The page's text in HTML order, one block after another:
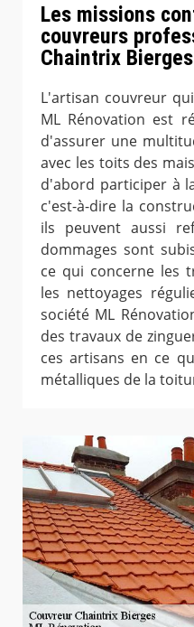
Les missions
couvreurs
Chaintrix
L'artisan couvreur
ML Rénovation est
d'assurer une
avec les toits des
d'abord participer à
c'est-à-dire la
ils peuvent aussi
dommages sont
ce qui concerne les
les nettoyages
société ML
des travaux de
ces artisans en ce
métalliques de la